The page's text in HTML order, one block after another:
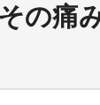
の痛